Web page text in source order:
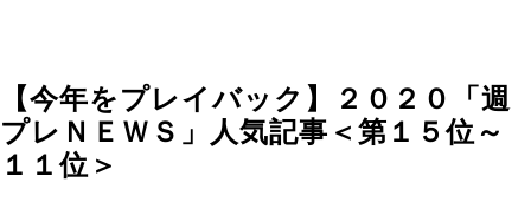
【今年をプレイバック】２０２０「週
プレＮＥＷＳ」人気記事＜第１５位～
１１位＞